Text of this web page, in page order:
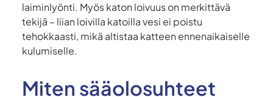
laiminlyönti. Myös katon loivuus on merkittävä
tekijä – liian loivilla katoilla vesi ei poistu
tehokkaasti, mikä altistaa katteen ennenaikaiselle
kulumiselle.
Miten sääolosuhteet